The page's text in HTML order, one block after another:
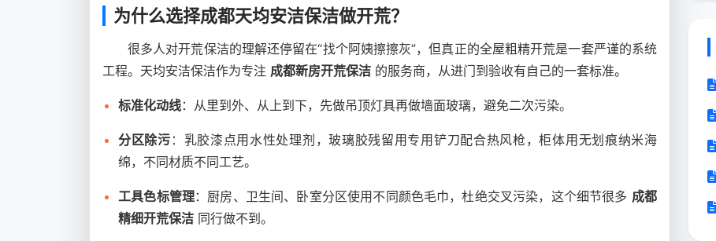
为什么选择成都天均安洁保洁做开荒？
很多人对开荒保洁的理解还停留在“找个阿姨擦擦灰”，但真正的全屋粗精开荒是一套严谨的系统
工程。天均安洁保洁作为专注 成都新房开荒保洁 的服务商，从进门到验收有自己的一套标准。
标准化动线：从里到外、从上到下，先做吊顶灯具再做墙面玻璃，避免二次污染。
分区除污 ：乳胶漆点用水性处理剂，玻璃胶残留用专用铲刀配合热风枪，柜体用无划痕纳米海
绵，不同材质不同工艺。
工具色标管理：厨房、卫生间、卧室分区使用不同颜色毛巾，杜绝交叉污染，这个细节很多 成都
精细开荒保洁 同行做不到。